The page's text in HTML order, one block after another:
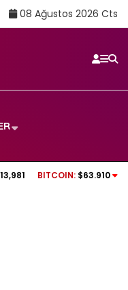
08 Ağustos 2026 Cts
Ferencvaros – Real
13,981 BITCOIN: $63.910